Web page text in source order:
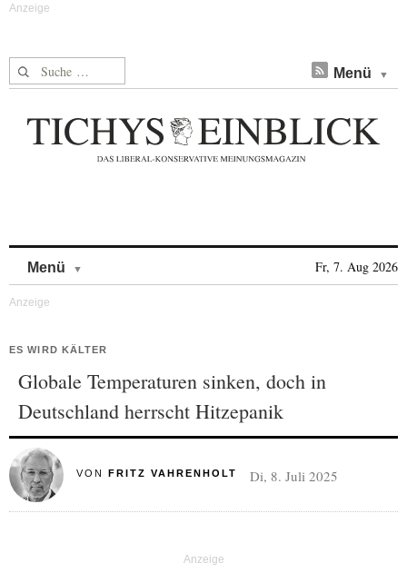
Suche nach: Menü
Menü Fr, 7. Aug 2026
ES WIRD KÄLTER
Globale Temperaturen sinken, doch in
Deutschland herrscht Hitzepanik
VON FRITZ VAHRENHOLT Di, 8. Juli 2025